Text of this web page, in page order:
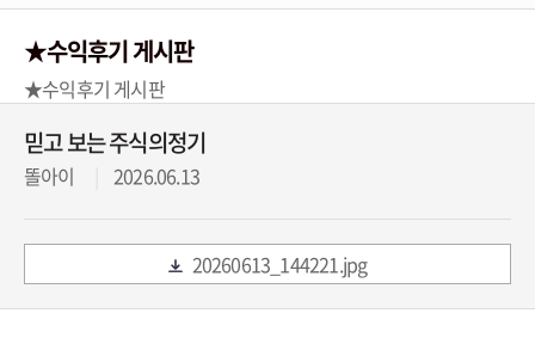
★수익후기 게시판
★수익후기 게시판
믿고 보는 주식의정기
똘아이 2026.06.13
20260613_144221.jpg